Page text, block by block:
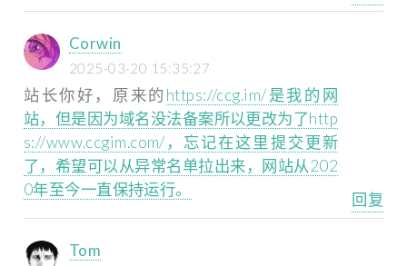
Corwin
2025-03-20 15:35:27
站长你好，原来的 https://ccg.im/是我的网
站，但是因为域名没法备案所以更改为了http
s://www.ccgim.com/，忘记在这里提交更新
了，希望可以从异常名单拉出来，网站从202
0年至今一直保持运行。
回复
Tom